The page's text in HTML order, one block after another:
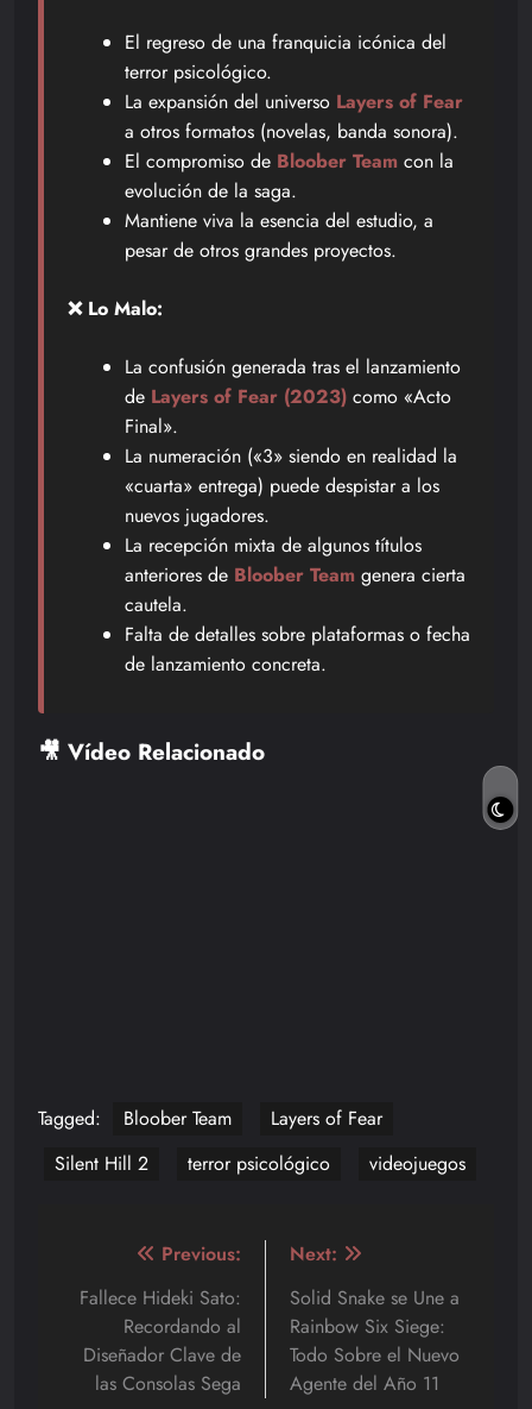
El regreso de una franquicia icónica del
terror psicológico.
La expansión del universo Layers of Fear
a otros formatos (novelas, banda sonora).
El compromiso de Bloober Team con la
evolución de la saga.
Mantiene viva la esencia del estudio, a
pesar de otros grandes proyectos.
❌ Lo Malo:
La confusión generada tras el lanzamiento
de Layers of Fear (2023) como «Acto
Final».
La numeración («3» siendo en realidad la
«cuarta» entrega) puede despistar a los
nuevos jugadores.
La recepción mixta de algunos títulos
anteriores de Bloober Team genera cierta
cautela.
Falta de detalles sobre plataformas o fecha
de lanzamiento concreta.
🎥 Vídeo Relacionado
Tagged: Bloober Team
Layers of Fear
Silent Hill 2
terror psicológico videojuegos
Navegación
de
entradas
Previous:
Fallece Hideki Sato:
Recordando al
Diseñador Clave de
las Consolas Sega
Next:
Solid Snake se Une a
Rainbow Six Siege:
Todo Sobre el Nuevo
Agente del Año 11